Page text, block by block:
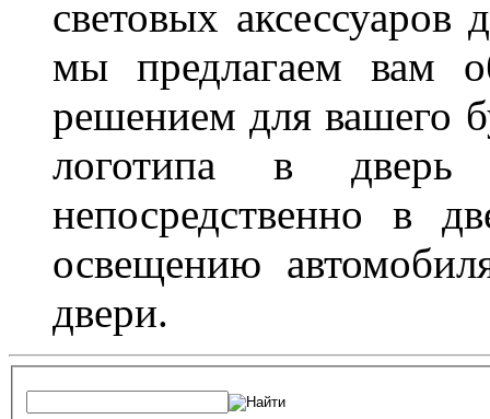
световых
мы предлагаем вам
решением для вашего
логотипа в дверь
непосредственно в
освещению
двери.